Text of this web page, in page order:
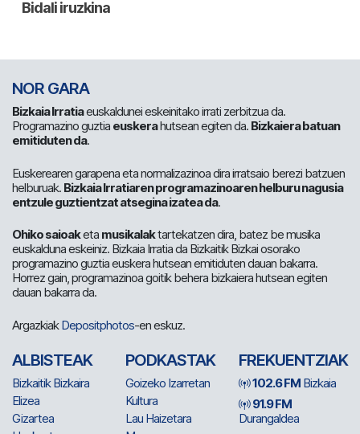
NOR GARA
Bizkaia Irratiaeuskaldunei eskeinitako irrati zerbitzua da.
Programazino guztia euskerahutsean egiten da. Bizkaiera batuan
emitiduten da.
Euskerearen garapena eta normalizazinoa dira irratsaio berezi batzuen
helburuak. Bizkaia Irratiaren programazinoaren helburu nagusia
entzule guztientzat atsegina izatea da.
Ohiko saioaketa musikalaktartekatzen dira, batez be musika
euskalduna eskeiniz. Bizkaia Irratia da Bizkaitik Bizkai osorako
programazino guztia euskera hutsean emitiduten dauan bakarra.
Horrez gain, programazinoa goitik behera bizkaiera hutsean egiten
dauan bakarra da.
ArgazkiakDepositphotos-en eskuz.
ALBISTEAK
Bizkaitik Bizkaira
Elizea
Gizartea
PODKASTAK
Goizeko Izarretan
Kultura
Lau Haizetara
FREKUENTZIAK
102.6 FM Bizkaia
91.9 FM
Durangaldea